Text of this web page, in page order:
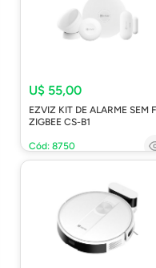
U$ 55,00
EZVIZ KIT DE ALARME SEM
ZIGBEE CS-B1
Cód: 8750